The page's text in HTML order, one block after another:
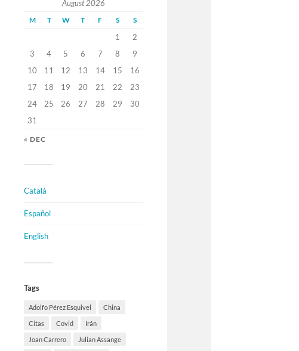
August 2026
M T W T F S S
1
2
3
4 5 6 7 8
9
10
11 12 13 14 15
16
17
18 19 20 21 22
23
24
25 26 27 28 29
30
31
« DEC
Català
Español
English
Tags
Adolfo Pérez Esquivel China
Citas Covid Irán
Joan Carrero Julian Assange